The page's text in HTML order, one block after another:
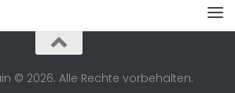
© 2026. Alle Rechte vorbehalten.